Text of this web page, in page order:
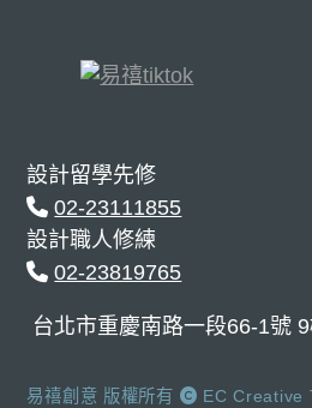
設計留學先修
02-23111855
設計職人修練
02-23819765
台北市重慶南路一段66-1號
易禧創意 版權所有 EC Creative